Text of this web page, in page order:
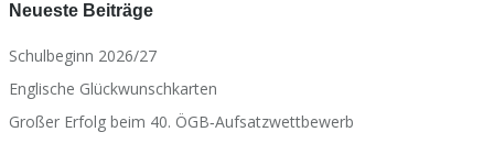
Neueste Beiträge
Schulbeginn 2026/27
Englische Glückwunschkarten
Großer Erfolg beim 40. ÖGB‑Aufsatzwettbewerb